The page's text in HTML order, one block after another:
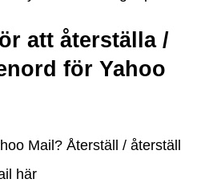
att återställa /
för Yahoo
Mail? Återställ / återställ
här